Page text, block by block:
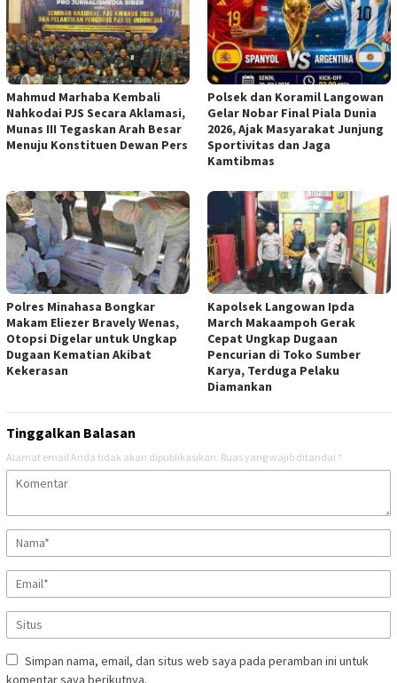
Mahmud Marhaba Kembali
Nahkodai PJS Secara Aklamasi,
Munas III Tegaskan Arah Besar
Menuju Konstituen Dewan Pers
Polsek dan Koramil Langowan
Gelar Nobar Final Piala Dunia
2026, Ajak Masyarakat Junjung
Sportivitas dan Jaga
Kamtibmas
Polres Minahasa Bongkar
Makam Eliezer Bravely Wenas,
Otopsi Digelar untuk Ungkap
Dugaan Kematian Akibat
Kekerasan
Kapolsek Langowan Ipda
March Makaampoh Gerak
Cepat Ungkap Dugaan
Pencurian di Toko Sumber
Karya, Terduga Pelaku
Diamankan
Tinggalkan Balasan
Alamat email Anda tidak akan dipublikasikan. Ruas yang wajib ditandai *
Simpan nama, email, dan situs web saya pada peramban ini untuk
komentar saya berikutnya.